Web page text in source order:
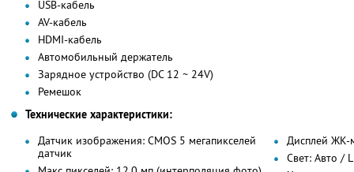
USB-кабель
AV-кабель
HDMI-кабель
Автомобильный держатель
Зарядное устройство (DC 12 ~ 24V)
Ремешок
Технические характеристики:
Датчик изображения: CMOS 5 мегапикселей
датчик
Дисплей ЖК-
Свет: Авто /